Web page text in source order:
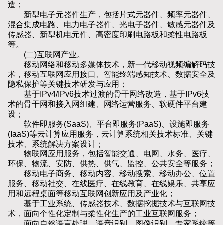
造；
新型电子元器件生产，包括片式元器件、频率元器件、
混合集成电路、电力电子器件、光电子器件、敏感元器件及
传感器、新型机电元件、高密度印刷电路板和柔性电路板
等。
(二)互联网产业。
移动网络和移动多媒体技术，新一代移动视频编解码技
术，移动互联网应用接口、智能终端感知技术、数据安全及
隐私保护等关键技术研发与应用；
基于IPv4/IPv6技术过渡的骨干网络改造，基于IPv6技
术的骨干网和接入网组建、网络运营服务、软硬件平台建
设；
软件即服务(SaaS)、平台即服务(PaaS)、设施即服务
(IaaS)等云计算应用服务，云计算系统相关技术标准、关键
技术、系统解决方案设计；
物联网应用服务，包括智能交通、电网、水务、医疗、
环保、物流、安防、供热、供气、监控、公共安全等服务；
移动电子商务、移动内容、移动搜索、移动办公、位置
服务、移动社交、在线医疗、在线教育、在线娱乐、共享应
用和远程桌面等移动互联网创新应用及产业化；
基于工业系统、传感器技术、数据挖掘技术与互联网技
术，面向个性化定制与柔性化生产的工业互联网服务；